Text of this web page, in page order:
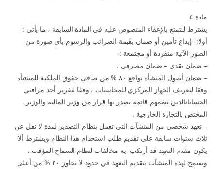
مادة ٤
يشترط للتمتع بالإعفاء المنصوص عليه في المادة السابقة ، ما يأتي :
أولا:- إيداع تأمين أو ضمان بقيمة الضرائب والرسوم بأي صورة من
الصور الآتية منفردة أو مجتمعة :-
– ضمان نقدي – ضمان مصرفي .
– ضمان أصول المنشأة بواقع ۸۰ % من صافى حقوق الملكية للمنشأة
وفقا لتعريف الجهاز المركزي للمحاسبات ، وفقا لتقرير أحد مراقبي
الحساباتالذين تضمهم قائمة يصدر بها قرار من وزير المالية والوزير
المختص بالتجارة الخارجية .
– تعهد شخصي من المنشآت التي تعمل بنظام التصدير لمدة لا تقل عن
ثلاث سنوات سابقة على تقديم طلب استخدام هذا النظام ويشترط ألا
يكون مقدم التعهد قد أرتكب أية مخالفات لنظام السماح المؤقت ،
ويسمح لهذه المنشآت بتقديم التعهد في حدود لا تجاوز ۲۰ % من أعلى